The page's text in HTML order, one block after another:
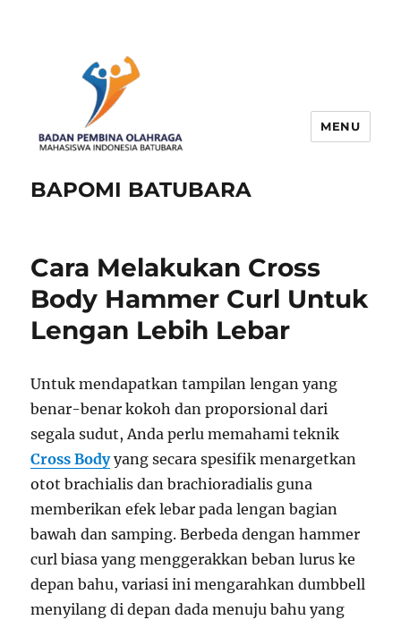
BAPOMI BATUBARA
MENU
Cara Melakukan Cross
Body Hammer Curl Untuk
Lengan Lebih Lebar
Untuk mendapatkan tampilan lengan yang
benar-benar kokoh dan proporsional dari
segala sudut, Anda perlu memahami teknik
Cross Bodyyang secara spesifik menargetkan
otot brachialis dan brachioradialis guna
memberikan efek lebar pada lengan bagian
bawah dan samping. Berbeda dengan hammer
curl biasa yang menggerakkan beban lurus ke
depan bahu, variasi ini mengarahkan dumbbell
menyilang di depan dada menuju bahu yang